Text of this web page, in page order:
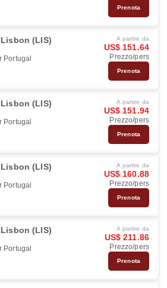
Prenota
Lisbon (LIS)
Portugal
A partire da
US$ 151.64
Prezzo/pers
Prenota
Lisbon (LIS)
Portugal
A partire da
US$ 151.94
Prezzo/pers
Prenota
Lisbon (LIS)
Portugal
A partire da
US$ 160.88
Prezzo/pers
Prenota
Lisbon (LIS)
Portugal
A partire da
US$ 211.86
Prezzo/pers
Prenota